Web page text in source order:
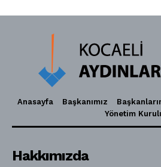
Anasayfa Başkanımız
Yönetim
Hakkımızda